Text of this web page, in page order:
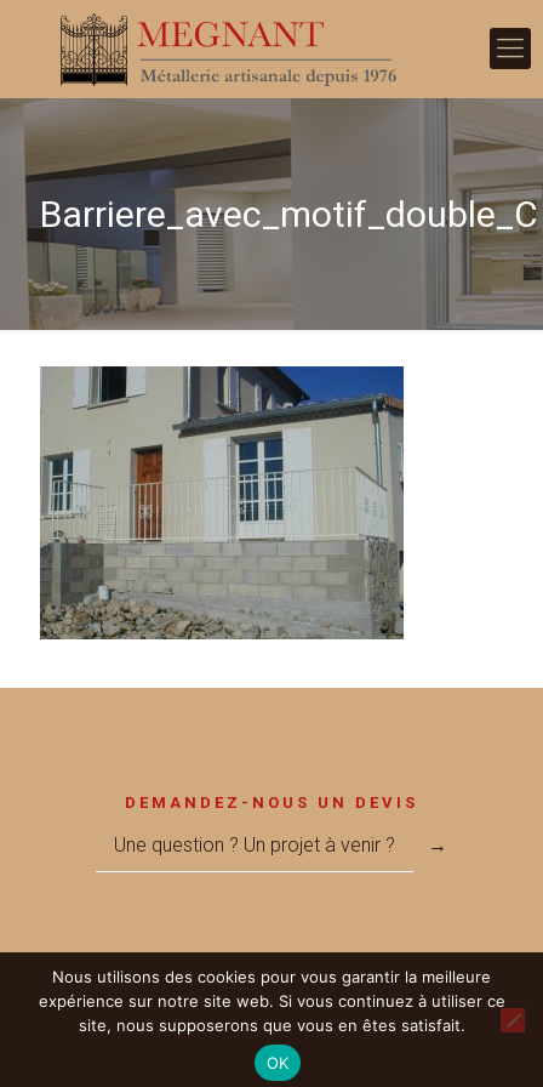
Barriere_avec_motif_double_C
DEMANDEZ-NOUS UN DEVIS
Une question ? Un projet à venir ? →
© 2017 Métallerie MEGNANT - Réalisé par LICOM Développement
Mentions Légales|RGPD|Partenaires
Nous utilisons des cookies pour vous garantir la meilleure
expérience sur notre site web. Si vous continuez à utiliser ce
site, nous supposerons que vous en êtes satisfait.
OK